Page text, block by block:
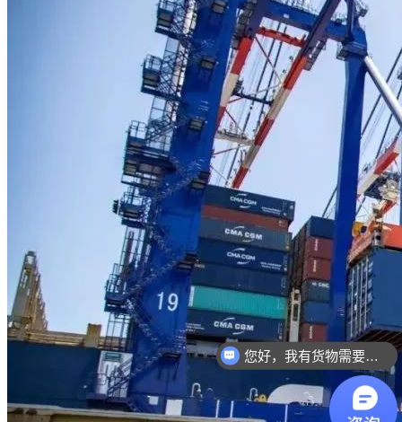
您好，我有货物需要你们的产品。